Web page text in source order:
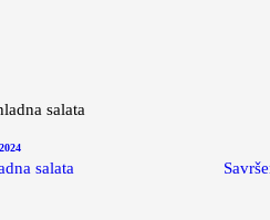
salata